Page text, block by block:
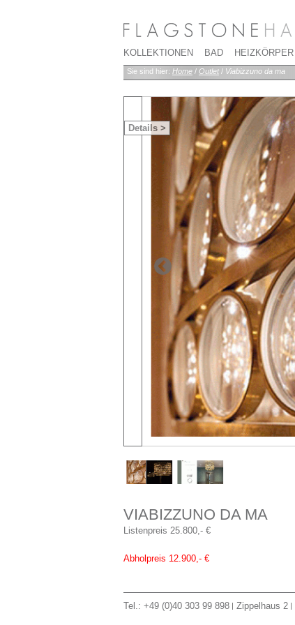
KOLLEKTIONEN BAD HEIZKÖRPER
Sie sind hier: Home / Outlet / Viabizzuno da ma
Details >
VIABIZZUNO DA MA
Listenpreis 25.800,- €
Abholpreis 12.900,- €
Tel.: +49 (0)40 303 99 898 Zippelhaus 2